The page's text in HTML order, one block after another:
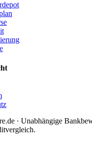
· Unabhängige